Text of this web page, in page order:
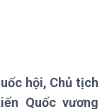
hội, Chủ tịch
Quốc vương